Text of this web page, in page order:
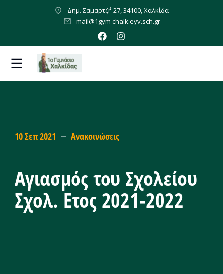
Δημ. Σαμαρτζή 27, 34100, Χαλκίδα
mail@1gym-chalk.eyv.sch.gr
10 Σεπ 2021 Ανακοινώσεις
Αγιασμός του Σχολείου
Σχολ. Ετος 2021-2022